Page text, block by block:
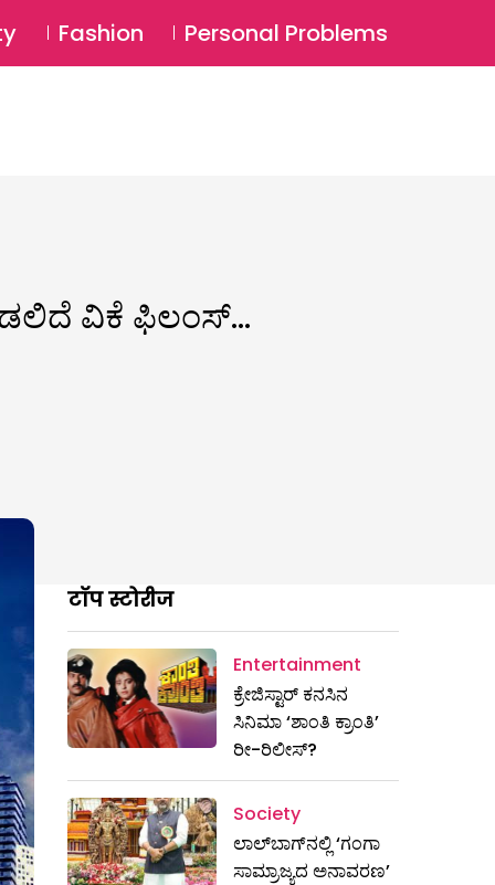
Login ⚲
Fashion Personal Problems
ವಿಕೆ ಫಿಲಂಸ್‌…
टॉप स्टोरीज
Entertainment
ಕ್ರೇಜಿಸ್ಟಾರ್ ಕನಸಿನ
ಸಿನಿಮಾ ‘ಶಾಂತಿ ಕ್ರಾಂತಿ’
ರೀ-ರಿಲೀಸ್?
Society
ಲಾಲ್‌ಬಾಗ್‌ನಲ್ಲಿ ‘ಗಂಗಾ
ಸಾಮ್ರಾಜ್ಯದ ಅನಾವರಣ’